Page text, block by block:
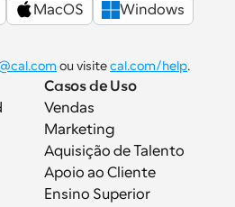
MacOS
Windows
ou visite cal.com/help.
Casos de Uso
Vendas
Marketing
Aquisição de Talento
Apoio ao Cliente
Ensino Superior